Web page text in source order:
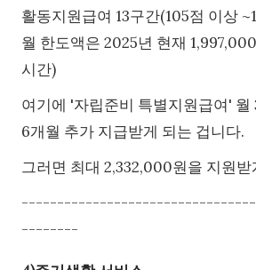
활동지원급여 13구간(105점 이상
월 한도액은 2025년 현재
시간)
여기에 '자립준비 특별지원급여'
6개월 추가 지급받게 되는 겁니다.
그러면 최대 2,332,000원을 지원받
--------